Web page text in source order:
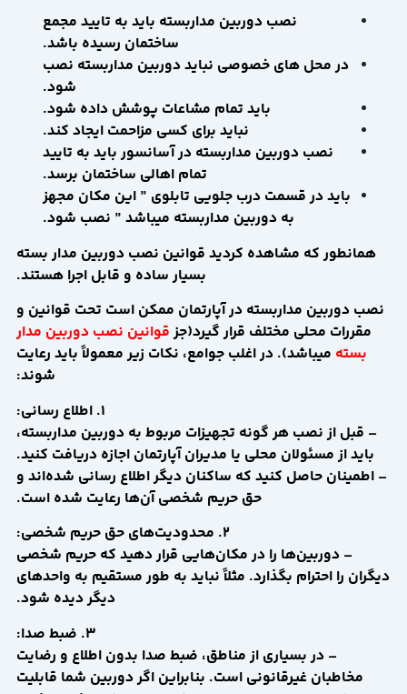
نصب دوربین مداربسته باید به تایید مجمع
ساختمان رسیده باشد.
در محل های خصوصی نباید دوربین مداربسته نصب
شود.
باید تمام مشاعات پوشش داده شود.
نباید برای کسی مزاحمت ایجاد کند.
نصب دوربین مداربسته در آسانسور باید به تایید
تمام اهالی ساختمان برسد.
باید در قسمت درب جلویی تابلوی ” این مکان مجهز
به دوربین مداربسته میباشد ” نصب شود.
همانطور که مشاهده کردید قوانین نصب دوربین مدار بسته
بسیار ساده و قابل اجرا هستند.
نصب دوربین مداربسته در آپارتمان ممکن است تحت قوانین و
مقررات محلی مختلف قرار گیرد(جزقوانین نصب دوربین مدار
بسته میباشد). در اغلب جوامع، نکات زیر معمولاً باید رعایت
شوند:
1. اطلاع رسانی:
– قبل از نصب هر گونه تجهیزات مربوط به دوربین مداربسته،
باید از مسئولان محلی یا مدیران آپارتمان اجازه دریافت کنید.
– اطمینان حاصل کنید که ساکنان دیگر اطلاع رسانی شده‌اند و
حق حریم شخصی آن‌ها رعایت شده است.
2. محدودیت‌های حق حریم شخصی:
– دوربین‌ها را در مکان‌هایی قرار دهید که حریم شخصی
دیگران را احترام بگذارد. مثلاً نباید به طور مستقیم به واحد‌های
دیگر دیده شود.
3. ضبط صدا:
– در بسیاری از مناطق، ضبط صدا بدون اطلاع و رضایت
مخاطبان غیرقانونی است. بنابراین اگر دوربین شما قابلیت